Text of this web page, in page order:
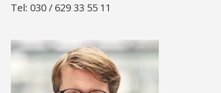
Tel: 030 / 629 33 55 11